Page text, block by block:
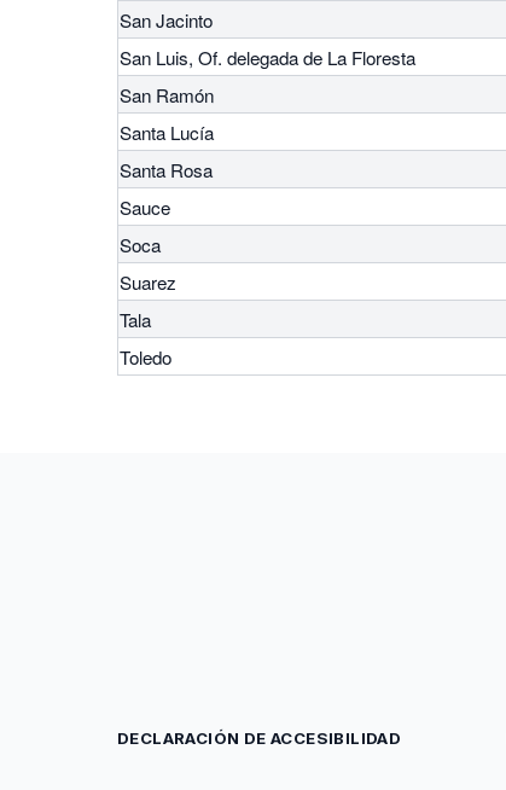
San Jacinto
San Luis, Of. delegada de La Floresta
San Ramón
Santa Lucía
Santa Rosa
Sauce
Soca
Suarez
Tala
Toledo
DECLARACIÓN DE ACCESIBILIDAD